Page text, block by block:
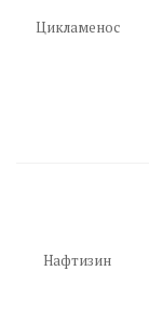
Цикламенос
Нафтизин